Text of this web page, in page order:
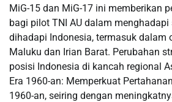
MiG-15 dan MiG-17 ini memberikan
bagi pilot TNI AU dalam
dihadapi Indonesia, termasuk dalam
Maluku dan Irian Barat. Perubahan
posisi Indonesia di kancah regional
Era 1960-an: Memperkuat
1960-an, seiring dengan